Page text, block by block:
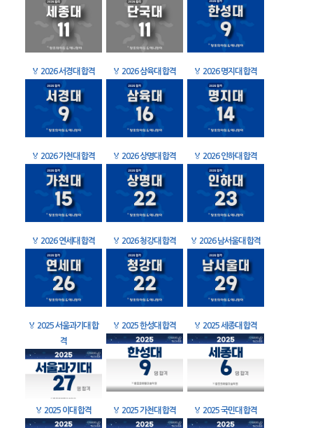
🏅 2026 서경대 합격 🏅 2026 삼육대 합격 🏅 2026 명지대 합격
🏅 2026 가천대 합격 🏅 2026 상명대 합격 🏅 2026 인하대 합격
🏅 2026 연세대 합격 🏅 2026 청강대 합격 🏅 2026 남서울대 합격
🏅 2025 서울과기대 합
격
🏅 2025 한성대 합격 🏅 2025 세종대 합격
🏅 2025 이대 합격 🏅 2025 가천대 합격 🏅 2025 국민대 합격